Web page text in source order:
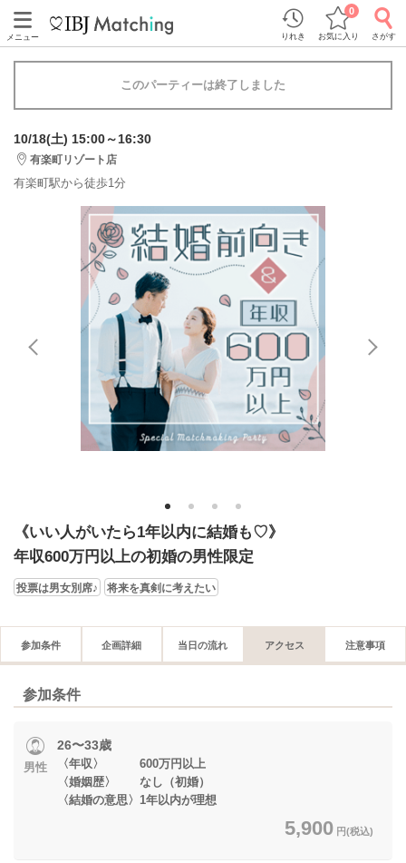
メニュー りれき お気に入り
0
さがす
このパーティーは終了しました
10/18(土) 15:00～16:30
有楽町リゾート店
有楽町駅から徒歩1分
1 2 3 4
《いい人がいたら1年以内に結婚も♡》
年収600万円以上の初婚の男性限定
投票は男女別席♪ 将来を真剣に考えたい
参加条件 企画詳細 当日の流れ アクセス 注意事項
参加条件
男性
26〜33歳
〈年収〉 600万円以上
〈婚姻歴〉 なし（初婚）
〈結婚の意思〉1年以内が理想
5,900 円(税込)